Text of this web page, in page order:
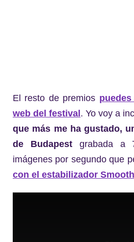
El resto de premios
web del festival. Yo voy a
que más me ha gustado,
de Budapestgrabada a
imágenes por segundo que
con el estabilizador